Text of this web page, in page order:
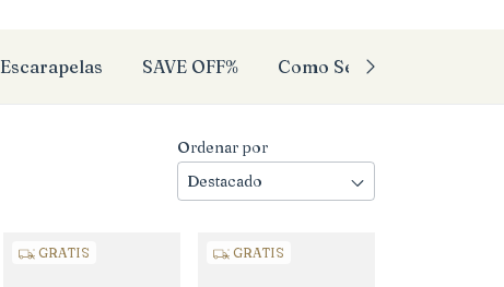
Escarapelas SAVE OFF% Como Se Mi Talle?
Ordenar por
GRATIS GRATIS